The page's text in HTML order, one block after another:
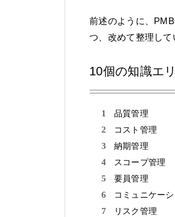
前述のように、
つ、改めて整理して
10個の知識エ
品質管理
コスト管理
納期管理
スコープ管理
要員管理
コミュニケー
リスク管理